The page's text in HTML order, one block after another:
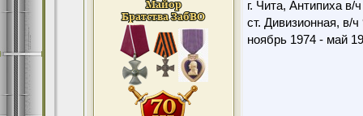
г. Чита, Антипиха в/
ст. Дивизионная, в/ч
ноябрь 1974 - май